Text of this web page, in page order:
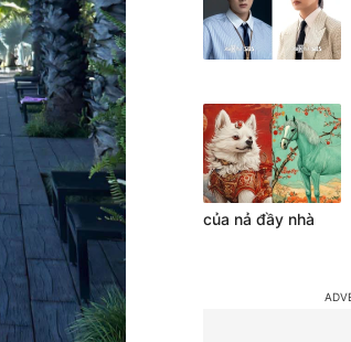
của nả đầy nhà